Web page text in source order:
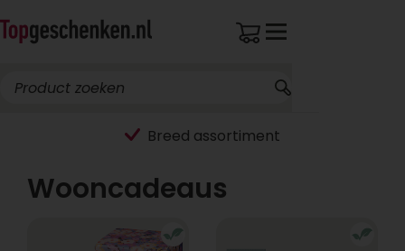
Breed assortiment
Wooncadeaus